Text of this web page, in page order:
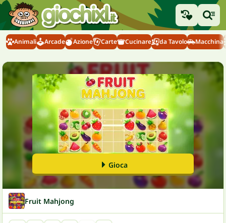
Animali Arcade Azione Carte Cucinare da Tavolo Macchina
Gioca
Fruit Mahjong